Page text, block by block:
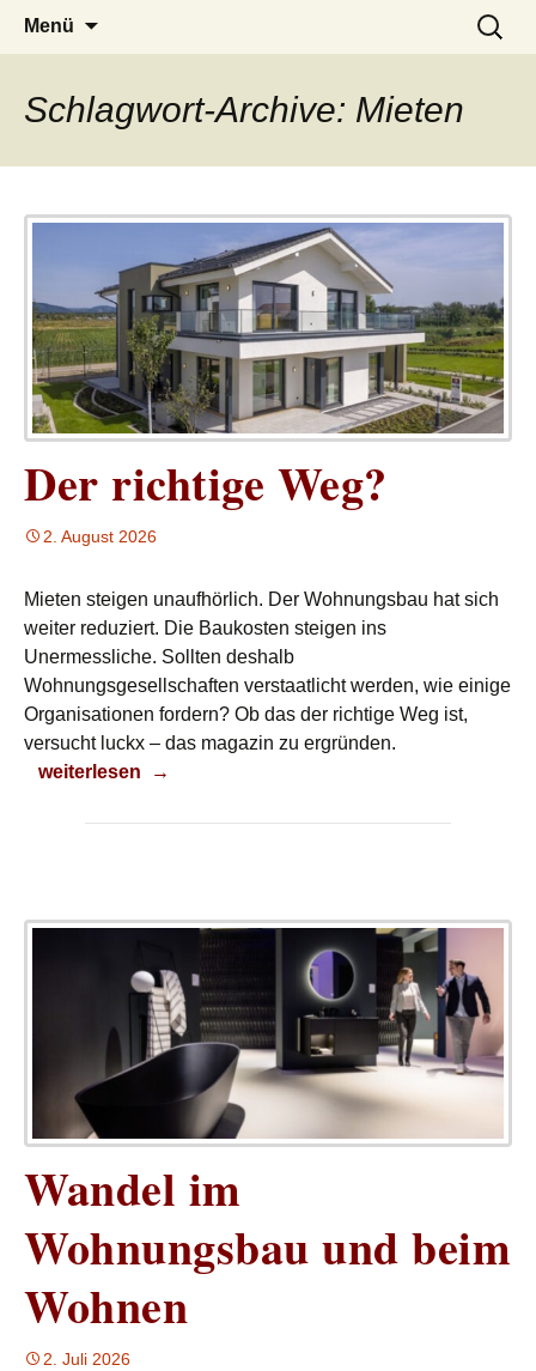
LUCKX
– das Magazin
Menü
Suchen
nach:
Schlagwort-Archive: Mieten
Der richtige Weg?
2. August 2026
Mieten steigen unaufhörlich. Der Wohnungsbau hat sich
weiter reduziert. Die Baukosten steigen ins
Unermessliche. Sollten deshalb
Wohnungsgesellschaften verstaatlicht werden, wie einige
Organisationen fordern? Ob das der richtige Weg ist,
versucht luckx – das magazin zu ergründen.
Der richtige Weg?
weiterlesen →
Wandel im
Wohnungsbau und beim
Wohnen
2. Juli 2026